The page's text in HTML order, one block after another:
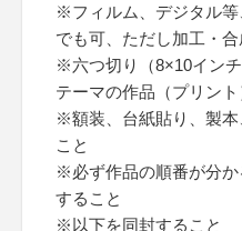
※フィルム、デジタル
でも可、ただし加工・
※六つ切り（8×10イン
テーマの作品（プリント
※額装、台紙貼り、製
こと
※必ず作品の順番が分
すること
※以下を同封すること